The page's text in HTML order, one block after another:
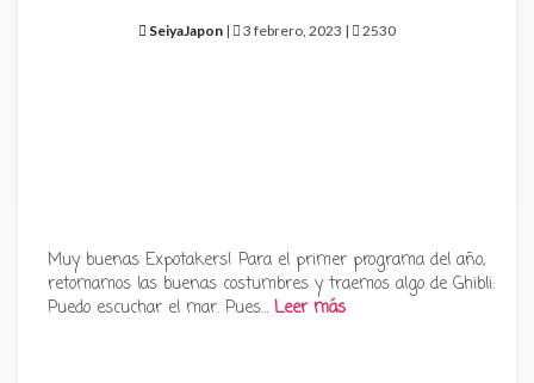
SeiyaJapon | 3 febrero, 2023 | 2530
Muy buenas Expotakers! Para el primer programa del año,
retomamos las buenas costumbres y traemos algo de Ghibli:
Puedo escuchar el mar. Pues… Leer más